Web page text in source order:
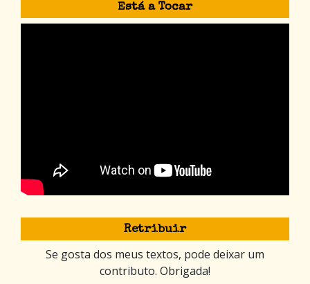
Está a Tocar
Retribuir
Se gosta dos meus textos, pode deixar um
contributo. Obrigada!